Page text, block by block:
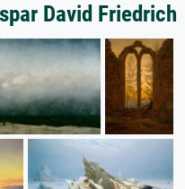
David Friedrich